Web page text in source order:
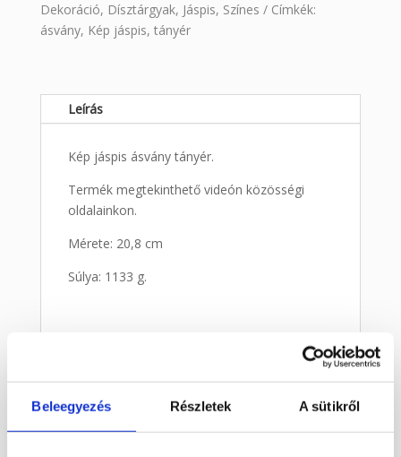
Beleegyezés Részletek A sütikről
Dekoráció, Dísztárgyak, Jáspis, Színes
Címkék:
ásvány, Kép jáspis, tányér
Leírás
Kép jáspis ásvány tányér.
Termék megtekinthető videón közösségi
oldalainkon.
Mérete: 20,8 cm
Súlya: 1133 g.
Kapcsolódó termékek